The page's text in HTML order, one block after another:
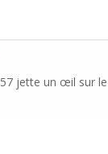
jette un œil sur